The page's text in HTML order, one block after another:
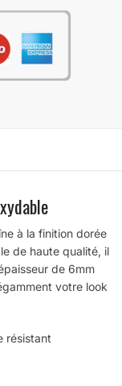
à la finition dorée
de haute qualité, il
de 6mm
votre look
résistant